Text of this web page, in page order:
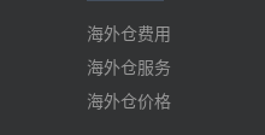
海外仓费用
海外仓服务
海外仓价格